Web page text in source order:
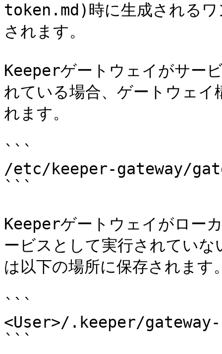
token.md)時に生成されるワ
されます。
Keeperゲートウェイがサー
れている場合、ゲートウェ
れます。
```
/etc/keeper-gateway/
```
Keeperゲートウェイがロー
ービスとして実行されてい
は以下の場所に保存されます
```
<User>/.keeper/
```